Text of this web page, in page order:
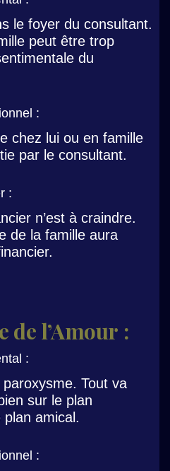
le foyer du consultant.
peut être trop
du
:
chez lui ou en famille
par le consultant.
:
n’est à craindre.
de la famille aura
de l’Amour :
:
Tout va
sur le plan
amical.
: